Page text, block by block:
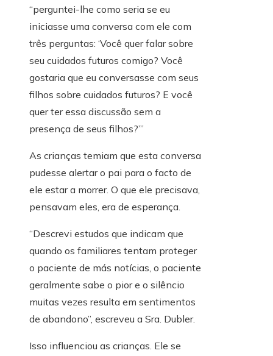
“perguntei-lhe como seria se eu
iniciasse uma conversa com ele com
três perguntas: ‘Você quer falar sobre
seu cuidados futuros comigo? Você
gostaria que eu conversasse com seus
filhos sobre cuidados futuros? E você
quer ter essa discussão sem a
presença de seus filhos?’”
As crianças temiam que esta conversa
pudesse alertar o pai para o facto de
ele estar a morrer. O que ele precisava,
pensavam eles, era de esperança.
“Descrevi estudos que indicam que
quando os familiares tentam proteger
o paciente de más notícias, o paciente
geralmente sabe o pior e o silêncio
muitas vezes resulta em sentimentos
de abandono”, escreveu a Sra. Dubler.
Isso influenciou as crianças. Ele se